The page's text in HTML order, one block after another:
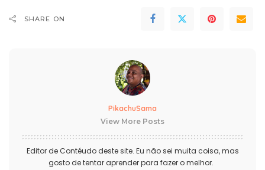
SHARE ON
PikachuSama
View More Posts
Editor de Contéudo deste site. Eu não sei muita coisa, mas
gosto de tentar aprender para fazer o melhor.